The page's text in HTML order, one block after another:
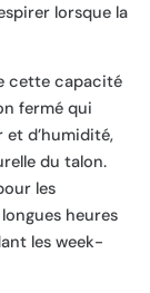
lorsque la
cette capacité
fermé qui
d’humidité,
du talon.
les
heures
les week-